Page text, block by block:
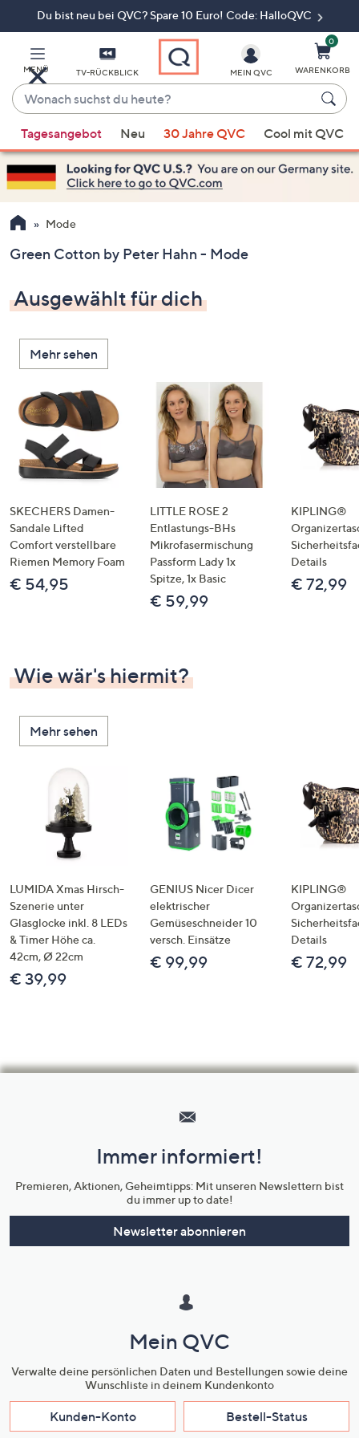
Du bist neu bei QVC? Spare 10 Euro! Code: HalloQVC
MENÜ TV-RÜCKBLICK
Wonach
suchst
du
heute?
Vorschläge
verfügbar
sind,
verwenden
Sie
Pfeiltasten
oben
und
nach
unten
oder
wischen
Sie
Touch-
Geräten
links
bzw.
rechts,
um
diese
MEIN QVC
0
WARENKORB
Tagesangebot Neu 30 Jahre QVC Cool mit QVC
Mode
Green Cotton by Peter Hahn - Mode
Ausgewählt für dich
Mehr sehen
SKECHERS Damen-
Sandale Lifted
Comfort verstellbare
Riemen Memory Foam
€ 54,95
LITTLE ROSE 2
Entlastungs-BHs
Mikrofasermischung
Passform Lady 1x
Spitze, 1x Basic
€ 59,99
KIPLING®
Details
€ 72,99
Wie wär's hiermit?
Mehr sehen
LUMIDA Xmas Hirsch-
Szenerie unter
Glasglocke inkl. 8 LEDs
& Timer Höhe ca.
42cm, Ø 22cm
€ 39,99
GENIUS Nicer Dicer
elektrischer
Gemüseschneider 10
versch. Einsätze
€ 99,99
KIPLING®
Details
€ 72,99
Unternehmensinformationen
Immer informiert!
Premieren, Aktionen, Geheimtipps: Mit unseren Newslettern bist
du immer up to date!
Newsletter abonnieren
Mein QVC
Verwalte deine persönlichen Daten und Bestellungen sowie deine
Wunschliste in deinem Kundenkonto
Kunden-Konto Bestell-Status